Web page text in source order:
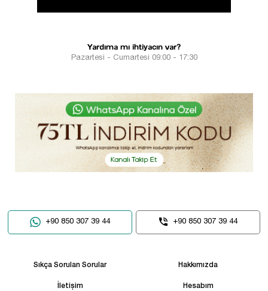
Yardıma mı ihtiyacın var?
Pazartesi - Cumartesi 09:00 - 17:30
+90 850 307 39 44 +90 850 307 39 44
Sıkça Sorulan Sorular Hakkımızda
İletişim Hesabım